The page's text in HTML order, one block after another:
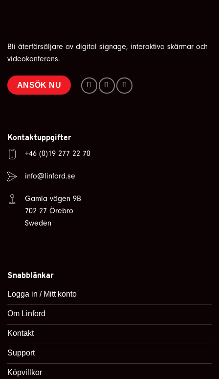
Bli återförsäljare av digital signage, interaktiva skärmar och
videokonferens.
ANSÖK NU
Kontaktuppgifter
+46 (0)19 277 22 70
info@linford.se
Gamla vägen 9B
702 27 Örebro
Sweden
Snabblänkar
Logga in / Mitt konto
Om Linford
Kontakt
Support
Köpvillkor